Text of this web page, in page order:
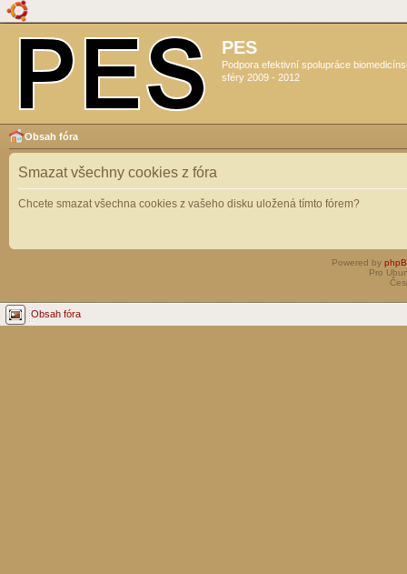
PES
Podpora efektivní spolupráce
sféry 2009 - 2012
Obsah fóra
Smazat všechny cookies z fóra
Chcete smazat všechna cookies z vašeho disku uložená tímto fórem?
Powered by
Pro
Obsah fóra